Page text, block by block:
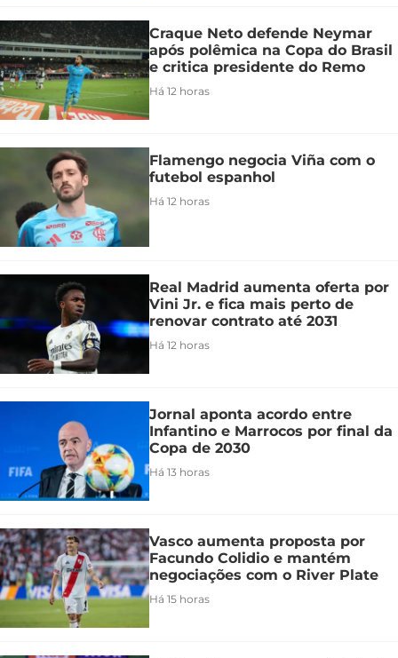
Craque Neto defende Neymar
após polêmica na Copa do Brasil
e critica presidente do Remo
Há 12 horas
Flamengo negocia Viña com o
futebol espanhol
Há 12 horas
Real Madrid aumenta oferta por
Vini Jr. e fica mais perto de
renovar contrato até 2031
Há 12 horas
Jornal aponta acordo entre
Infantino e Marrocos por final da
Copa de 2030
Há 13 horas
Vasco aumenta proposta por
Facundo Colidio e mantém
negociações com o River Plate
Há 15 horas